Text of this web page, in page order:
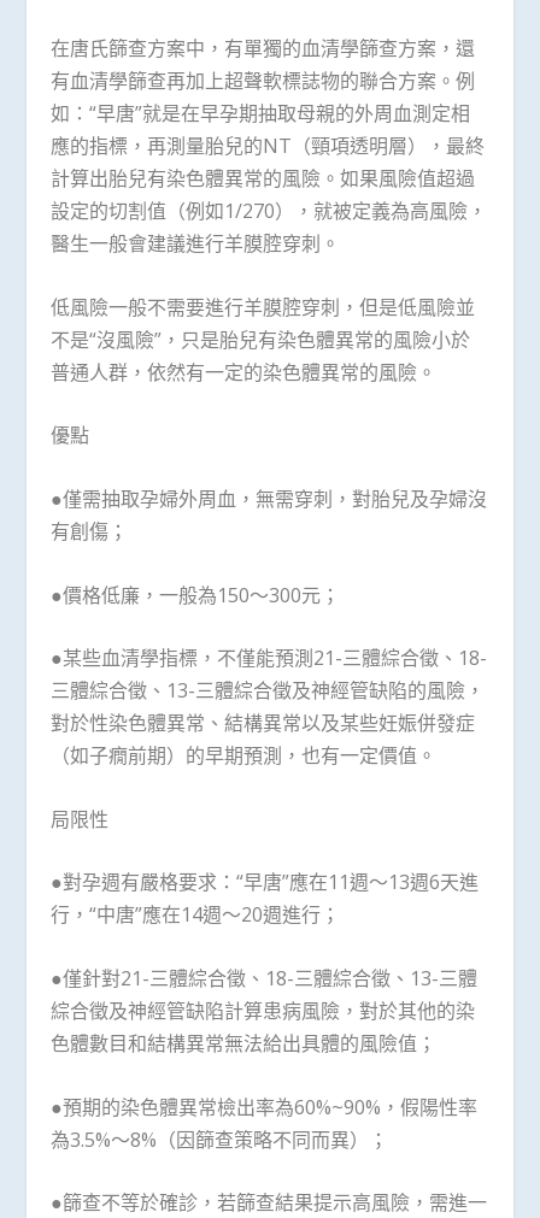
在唐氏篩查方案中，有單獨的血清學篩查方案，還
有血清學篩查再加上超聲軟標誌物的聯合方案。例
如：“早唐”就是在早孕期抽取母親的外周血測定相
應的指標，再測量胎兒的NT（頸項透明層），最終
計算出胎兒有染色體異常的風險。如果風險值超過
設定的切割值（例如1/270），就被定義為高風險，
醫生一般會建議進行羊膜腔穿刺。
低風險一般不需要進行羊膜腔穿刺，但是低風險並
不是“沒風險”，只是胎兒有染色體異常的風險小於
普通人群，依然有一定的染色體異常的風險。
優點
●僅需抽取孕婦外周血，無需穿刺，對胎兒及孕婦沒
有創傷；
●價格低廉，一般為150～300元；
●某些血清學指標，不僅能預測21-三體綜合徵、18-
三體綜合徵、13-三體綜合徵及神經管缺陷的風險，
對於性染色體異常、結構異常以及某些妊娠併發症
（如子癇前期）的早期預測，也有一定價值。
局限性
●對孕週有嚴格要求：“早唐”應在11週～13週6天進
行，“中唐”應在14週～20週進行；
●僅針對21-三體綜合徵、18-三體綜合徵、13-三體
綜合徵及神經管缺陷計算患病風險，對於其他的染
色體數目和結構異常無法給出具體的風險值；
●預期的染色體異常檢出率為60%~90%，假陽性率
為3.5%～8%（因篩查策略不同而異）；
●篩查不等於確診，若篩查結果提示高風險，需進一